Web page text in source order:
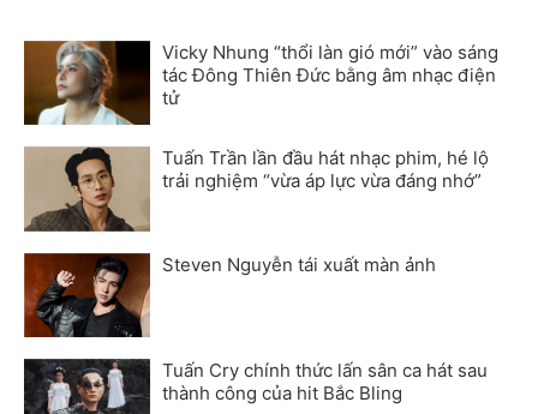
Vicky Nhung “thổi làn gió mới” vào sáng
tác Đông Thiên Đức bằng âm nhạc điện
tử
Tuấn Trần lần đầu hát nhạc phim, hé lộ
trải nghiệm “vừa áp lực vừa đáng nhớ”
Steven Nguyễn tái xuất màn ảnh
Tuấn Cry chính thức lấn sân ca hát sau
thành công của hit Bắc Bling